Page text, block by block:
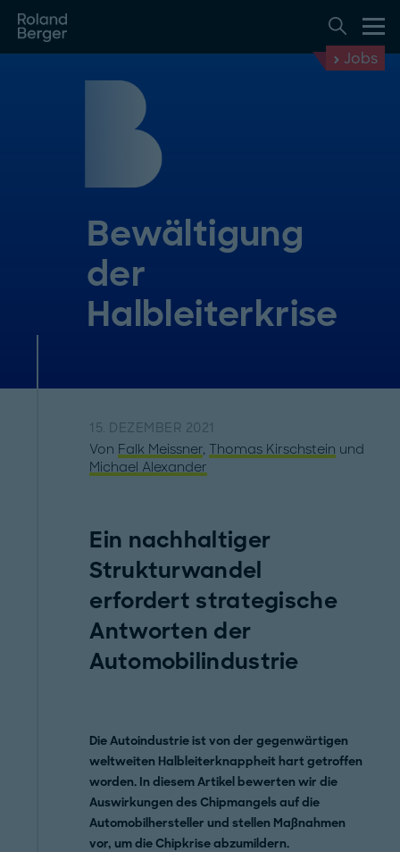
Jobs
Bewältigung
der
Halbleiterkrise
15. DEZEMBER 2021
Von Falk Meissner, Thomas Kirschstein und
Michael Alexander
Ein nachhaltiger
Strukturwandel
erfordert strategische
Antworten der
Automobilindustrie
Die Autoindustrie ist von der gegenwärtigen
weltweiten Halbleiterknappheit hart getroffen
worden. In diesem Artikel bewerten wir die
Auswirkungen des Chipmangels auf die
Automobilhersteller und stellen Maßnahmen
vor, um die Chipkrise abzumildern.